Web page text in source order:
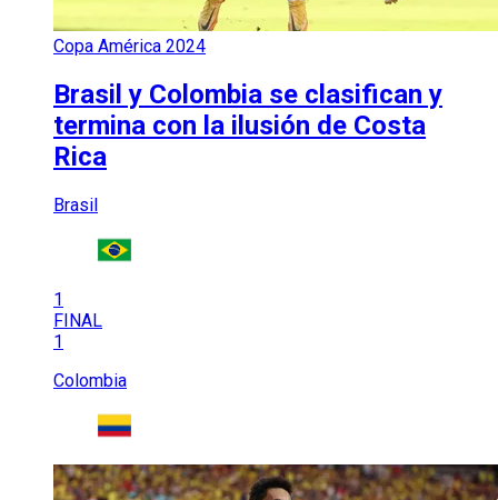
Copa América 2024
Brasil y Colombia se clasifican y
termina con la ilusión de Costa
Rica
Brasil
1
FINAL
1
Colombia